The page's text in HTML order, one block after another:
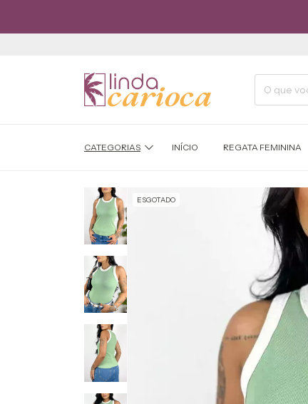
CATEGORIAS INÍCIO REGATA FEMININA
ESGOTADO